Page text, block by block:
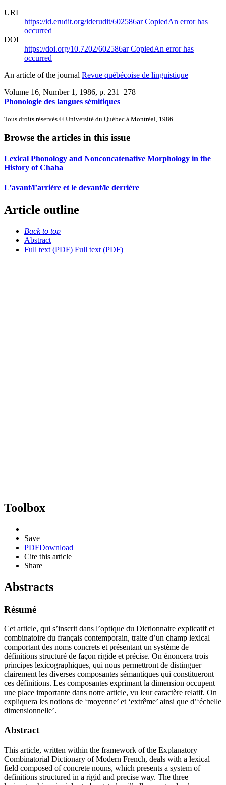
URI
https://id.erudit.org/iderudit/602586arCopiedAn error has
occurred
DOI
https://doi.org/10.7202/602586arCopiedAn error has
occurred
An article of the journal Revue québécoise de linguistique
Volume 16, Number 1, 1986, p. 231–278
Phonologie des langues sémitiques
Tous droits réservés © Université du Québec à Montréal, 1986
Browse the articles in this issue
Lexical Phonology and Nonconcatenative Morphology in the
History of Chaha
L’avant/l’arrière et le devant/le derrière
Article outline
Back to top
Abstract
Full text (PDF) Full text (PDF)
Toolbox
Save
PDFDownload
Cite this article
Share
Abstracts
Résumé
Cet article, qui s’inscrit dans l’optique du Dictionnaire explicatif et
combinatoire du français contemporain, traite d’un champ lexical
comportant des noms concrets et présentant un système de
définitions structuré de façon rigide et précise. On énoncera trois
principes lexicographiques, qui nous permettront de distinguer
clairement les diverses composantes sémantiques qui constitueront
ces définitions. Les composantes exprimant la dimension occupent
une place importante dans notre article, vu leur caractère relatif. On
expliquera les notions de ‘moyenne’ et ‘extrême’ ainsi que d’‘échelle
dimensionnelle’.
Abstract
This article, written within the framework of the Explanatory
Combinatorial Dictionary of Modern French, deals with a lexical
field composed of concrete nouns, which presents a system of
definitions structured in a rigid and precise way. The three